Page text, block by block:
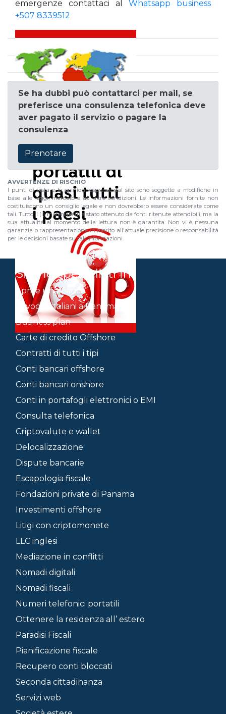
emergenze contattaci al Whatsapp business
+507 8339512
Se ha dubbi può contattarci per mail, se
preferisce una consulenza telefonica deve
aver pagato il servizio o pagare la
consulenza
Prenotare
AVVERTENZE DI RISCHIO
I punti di vista e le opinioni espresse dal sito sono soggette a modifiche in
base alle leggi, mercato e ad altre condizioni. Le informazioni fornite non
costituiscono un consiglio legale e non dovrebbero essere considerate come
tali. Tutto il (i) materiale (i) è stato ottenuto da fonti ritenute attendibili, ma la
sua attualitá al momento della lettura non è garantita. Non vi è nessuna
garanzia o rappresentazione in merito all'attuale precisione o responsabilità
per le decisioni basate su tali informazioni.
Siamo specialisti in
Aprire una banca
Avvocati italiani a Panama
Business plan
Carte di credito Offshore
Contratti di tutti i tipi
Conti bancari offshore
Conti bancari onshore
Conti in portafogli elettronici o EMI
Consulta telefonica
Criptovalute e wallet
Delocalizzazione
Dispute bancarie
Escapologia fiscale
Fondazioni private di Panama
Investimenti offshore
Litigi con criptomonete
LLC inglesi
Mediazione in conflitti
Nomadi digitali
Nomadi fiscali
Numeri telefonici portatili
Ottenere la residenza all’ estero
Paradisi Fiscali
Pianificazione fiscale
Recupero conti bloccati
Seconda cittadinanza
Servizi web